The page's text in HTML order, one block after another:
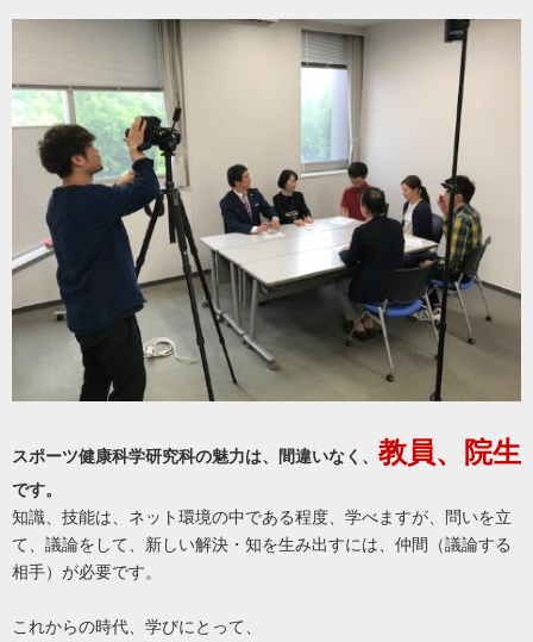
スポーツ健康科学研究科の魅力は、間違いなく、 教員、院生
です。
知識、技能は、ネット環境の中である程度、学べますが、問いを立
て、議論をして、新しい解決・知を生み出すには、仲間（議論する
相手）が必要です。
これからの時代、学びにとって、